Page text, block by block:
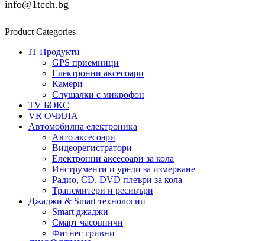
info@1tech.bg
Product Categories
IT Продукти
GPS приемници
Електронни аксесоари
Камери
Слушалки с микрофон
TV БОКС
VR ОЧИЛА
Автомобилна електроника
Авто аксесоари
Видеорегистратори
Електронни аксесоари за кола
Инструменти и уреди за измерване
Радио, CD, DVD плеъри за кола
Трансмитери и ресивъри
Джаджи & Smart технологии
Smart джаджи
Смарт часовничи
Фитнес гривни